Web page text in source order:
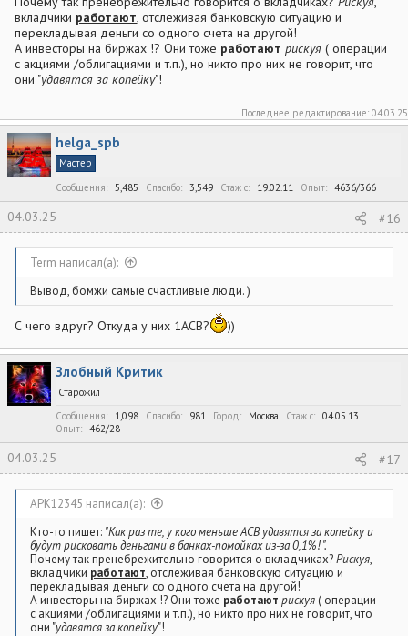
вкладчики работают, отслеживая банковскую ситуацию и
перекладывая деньги со одного счета на другой!
А инвесторы на биржах !? Они тоже работают рискуя ( операции
с акциями /облигациями и т.п.), но никто про них не говорит, что
они "удавятся за копейку"!
Последнее редактирование: 04.03.25
helga_spb
Мастер
Сообщения
5,485 Спасибо 3,549 Стаж c 19.02.11 Опыт 4636/366
04.03.25 #16
Term написал(а):
Вывод, бомжи самые счастливые люди. )
С чего вдруг? Откуда у них 1АСВ? ))
Злобный Критик
Старожил
Сообщения
1,098 Спасибо 981 Город Москва Стаж c
04.05.13
Опыт
462/28
04.03.25 #17
APK12345 написал(а):
Кто-то пишет: "Как раз те, у кого меньше АСВ удавятся за копейку и
будут рисковать деньгами в банках-помойках из-за 0,1%! ".
Почему так пренебрежительно говорится о вкладчиках?Рискуя,
вкладчики работают, отслеживая банковскую ситуацию и
перекладывая деньги со одного счета на другой!
А инвесторы на биржах !? Они тоже работают рискуя ( операции
с акциями /облигациями и т.п.), но никто про них не говорит, что
они "удавятся за копейку"!